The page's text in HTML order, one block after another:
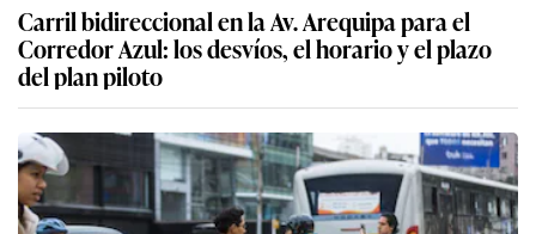
Carril bidireccional en la Av. Arequipa para el
Corredor Azul: los desvíos, el horario y el plazo
del plan piloto